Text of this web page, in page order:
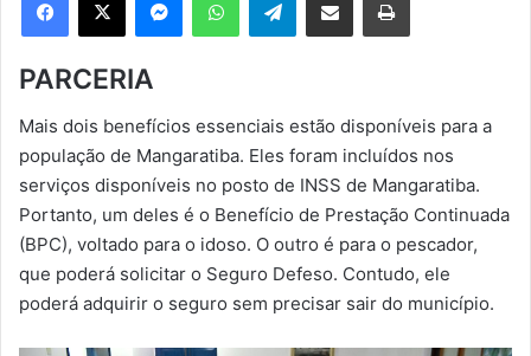
m
e
m
a
i
l
PARCERIA
Mais dois benefícios essenciais estão disponíveis para a
população de Mangaratiba. Eles foram incluídos nos
serviços disponíveis no posto de INSS de Mangaratiba.
Portanto, um deles é o Benefício de Prestação Continuada
(BPC), voltado para o idoso. O outro é para o pescador,
que poderá solicitar o Seguro Defeso. Contudo, ele
poderá adquirir o seguro sem precisar sair do município.